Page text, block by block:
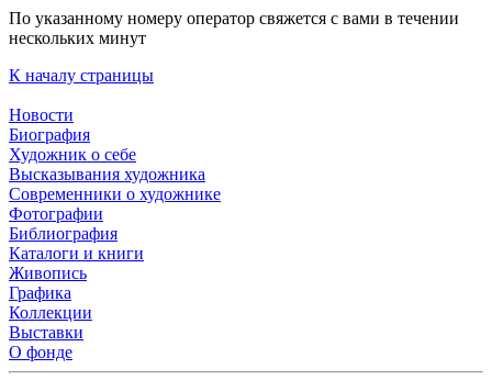
По указанному номеру оператор свяжется с вами в течении
нескольких минут
К началу страницы
Новости
Биография
Художник о себе
Выcказывания художника
Современники о художнике
Фотографии
Библиография
Каталоги и книги
Живопись
Графика
Коллекции
Выставки
О фонде